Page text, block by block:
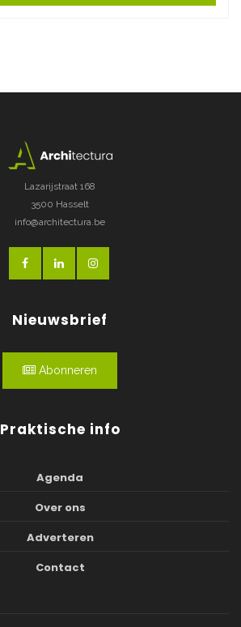
Lazarijstraat 168
3500 Hasselt
info@architectura.be
Nieuwsbrief
Abonneren
Praktische info
Agenda
Over ons
Adverteren
Contact